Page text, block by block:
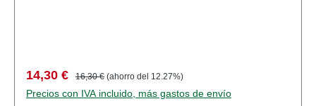
PreiserNúmero de artículo: 10028numero de piezas:
Conjunto de varias piezasEAN: 4041032100289tipo
Precio de venta:
14,30 € Precio normal:
16,30 € (ahorro del 12.27%)
Precios con IVA incluido, más gastos de envío